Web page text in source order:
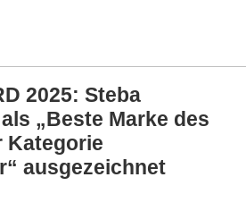
2025: Steba
„Beste Marke des
Kategorie
ausgezeichnet